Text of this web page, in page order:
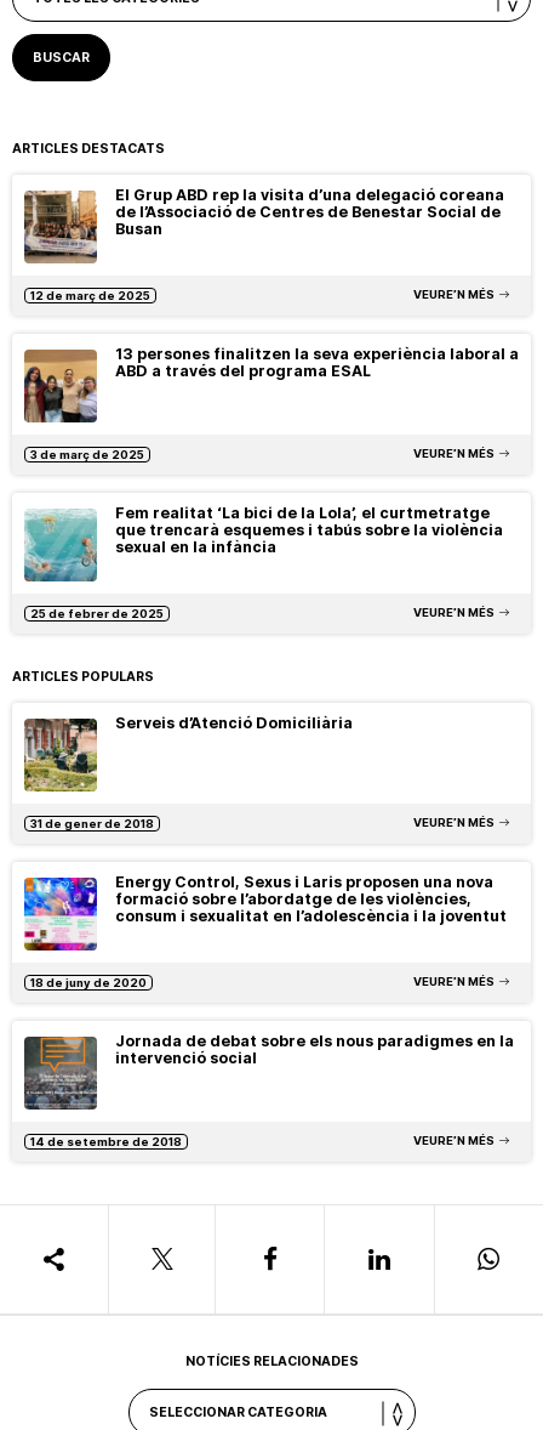
ARTICLES DESTACATS
El Grup ABD rep la visita d’una delegació coreana
de l’Associació de Centres de Benestar Social de
Busan
12 de març de 2025 VEURE’N MÉS
13 persones finalitzen la seva experiència laboral a
ABD a través del programa ESAL
3 de març de 2025 VEURE’N MÉS
Fem realitat ‘La bici de la Lola’, el curtmetratge
que trencarà esquemes i tabús sobre la violència
sexual en la infància
25 de febrer de 2025 VEURE’N MÉS
ARTICLES POPULARS
Serveis d’Atenció Domiciliària
31 de gener de 2018 VEURE’N MÉS
Energy Control, Sexus i Laris proposen una nova
formació sobre l’abordatge de les violències,
consum i sexualitat en l’adolescència i la joventut
18 de juny de 2020 VEURE’N MÉS
Jornada de debat sobre els nous paradigmes en la
intervenció social
14 de setembre de 2018 VEURE’N MÉS
NOTÍCIES RELACIONADES